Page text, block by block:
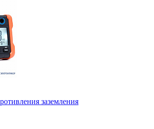
заземления